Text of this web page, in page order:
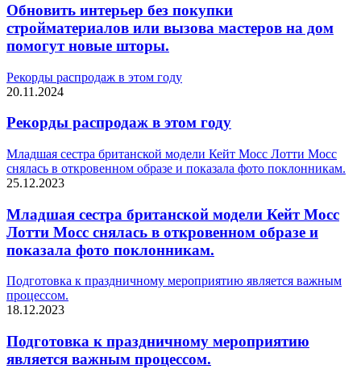
Обновить интерьер без покупки
стройматериалов или вызова мастеров на дом
помогут новые шторы.
Рекорды распродаж в этом году
20.11.2024
Рекорды распродаж в этом году
Младшая сестра британской модели Кейт Мосс Лотти Мосс
снялась в откровенном образе и показала фото поклонникам.
25.12.2023
Младшая сестра британской модели Кейт Мосс
Лотти Мосс снялась в откровенном образе и
показала фото поклонникам.
Подготовка к праздничному мероприятию является важным
процессом.
18.12.2023
Подготовка к праздничному мероприятию
является важным процессом.